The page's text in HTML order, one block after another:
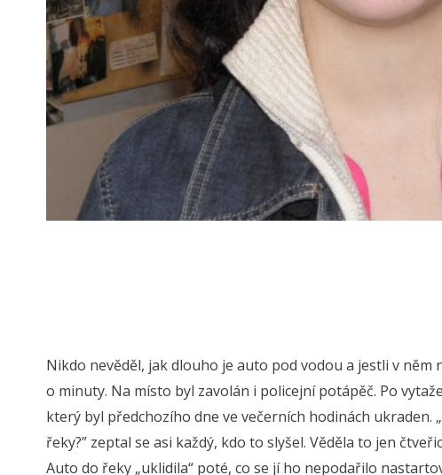
Nikdo nevěděl, jak dlouho je auto pod vodou a jestli v
o minuty. Na místo byl zavolán i policejní potápěč. Po
který byl předchozího dne ve večerních hodinách
řeky?” zeptal se asi každý, kdo to slyšel. Věděla to jen
Auto do řeky „uklidila“ poté, co se jí ho nepodařilo